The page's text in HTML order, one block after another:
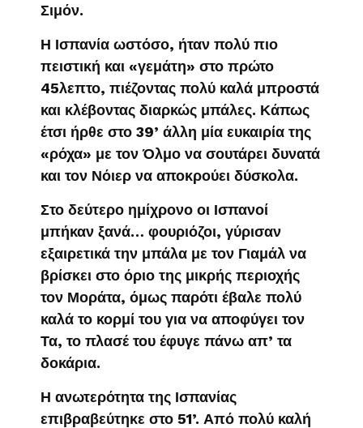
Σιμόν.
Η Ισπανία ωστόσο, ήταν πολύ πιο
πειστική και «γεμάτη» στο πρώτο
45λεπτο, πιέζοντας πολύ καλά μπροστά
και κλέβοντας διαρκώς μπάλες. Κάπως
έτσι ήρθε στο 39’ άλλη μία ευκαιρία της
«ρόχα» με τον Όλμο να σουτάρει δυνατά
και τον Νόιερ να αποκρούει δύσκολα.
Στο δεύτερο ημίχρονο οι Ισπανοί
μπήκαν ξανά… φουριόζοι, γύρισαν
εξαιρετικά την μπάλα με τον Γιαμάλ να
βρίσκει στο όριο της μικρής περιοχής
τον Μοράτα, όμως παρότι έβαλε πολύ
καλά το κορμί του για να αποφύγει τον
Τα, το πλασέ του έφυγε πάνω απ’ τα
δοκάρια.
Η ανωτερότητα της Ισπανίας
επιβραβεύτηκε στο 51’. Από πολύ καλή